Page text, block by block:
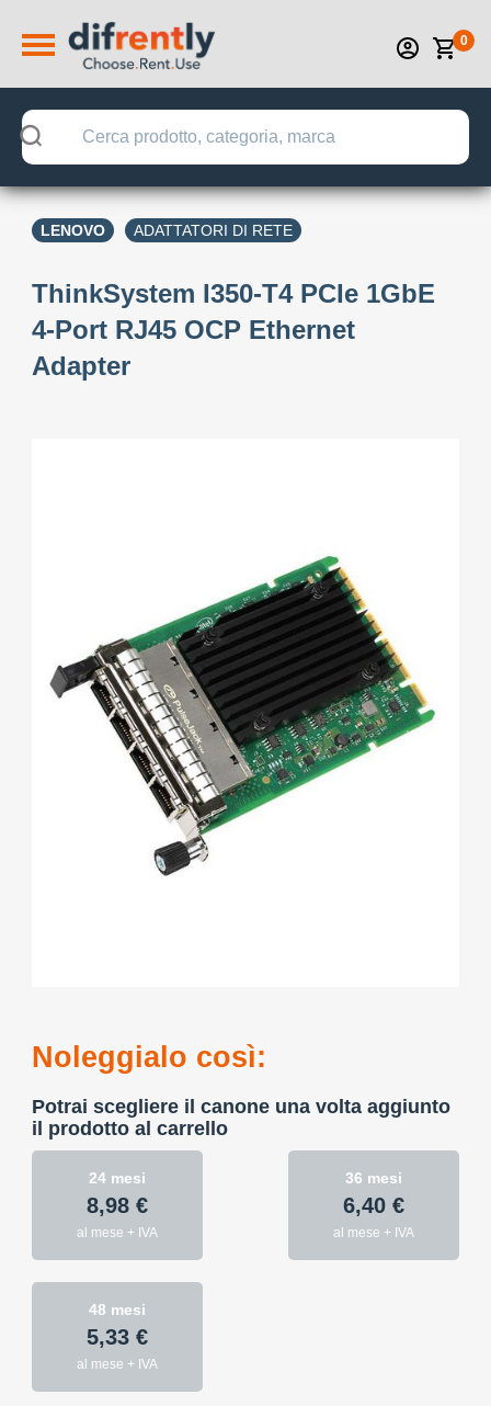
0
LENOVO ADATTATORI DI RETE
ThinkSystem I350-T4 PCIe 1GbE
4-Port RJ45 OCP Ethernet
Adapter
Noleggialo così:
Potrai scegliere il canone una volta aggiunto
il prodotto al carrello
24 mesi
8,98 €
al mese + IVA
36 mesi
6,40 €
al mese + IVA
48 mesi
5,33 €
al mese + IVA